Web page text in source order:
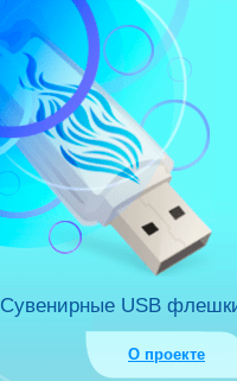
Сувенирные USB
О проекте